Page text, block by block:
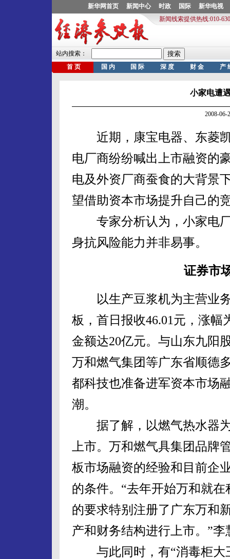
小家电遭
2008-
近期，康宝电器、东菱凯
电厂商纷纷喊出上市融资的
电及外资厂商蚕食的大背景
望借助资本市场提升自己的
专家分析认为，小家电厂
身抗风险能力并非易事。
证券市
以生产豆浆机为主营业务
板，首日报收46.01元，涨幅
金额达20亿元。与山东九阳
万和燃气集团等广东省顺德
都科技也准备进军资本市场
潮。
据了解，以燃气热水器为
上市。万和燃气具集团品牌
板市场融资的经验和目前企
的条件。“去年开始万和就
的要求特别注册了广东万和
产和财务结构进行上市。”李
与此同时，有“消毒柜大